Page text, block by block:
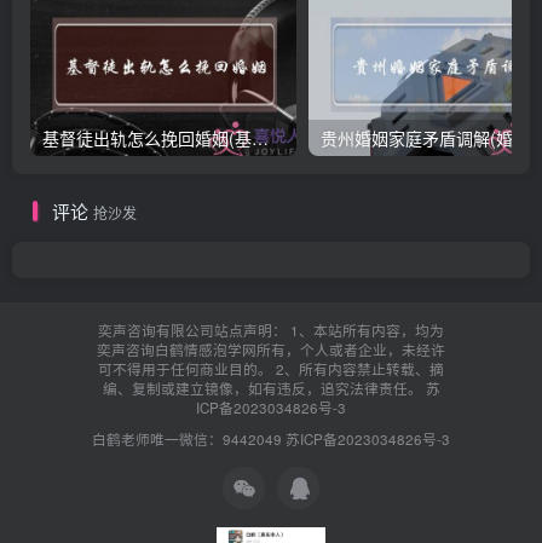
基督徒出轨怎么挽回婚姻(基督徒面对出轨婚姻)
评论 抢沙发
奕声咨询有限公司站点声明： 1、本站所有内容，均为
奕声咨询白鹤情感泡学网所有，个人或者企业，未经许
可不得用于任何商业目的。 2、所有内容禁止转载、摘
编、复制或建立镜像，如有违反，追究法律责任。 苏
ICP备2023034826号-3
白鹤老师唯一微信：9442049 苏ICP备2023034826号-3